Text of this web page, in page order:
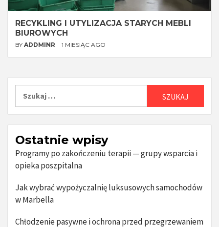
RECYKLING I UTYLIZACJA STARYCH MEBLI
BIUROWYCH
BY ADDMINR 1 MIESIĄC AGO
Ostatnie wpisy
Programy po zakończeniu terapii — grupy wsparcia i
opieka poszpitalna
Jak wybrać wypożyczalnię luksusowych samochodów
w Marbella
Chłodzenie pasywne i ochrona przed przegrzewaniem